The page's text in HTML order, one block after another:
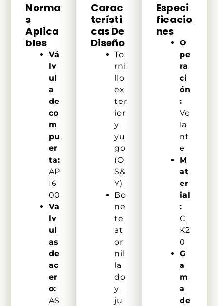
Norma
S
Aplica
Bles
Vá
lv
ul
a
de
co
m
pu
er
ta:
AP
I6
00
Vá
lv
ul
as
de
ac
er
o:
AS
Carac
Terísti
Cas De
Diseño
To
rni
llo
ex
ter
ior
y
yu
go
(O
S&
Y)
Bo
ne
te
at
or
nil
la
do
y
ju
Especi
Ficacio
Nes
O
pe
ra
ci
ón
:
Vo
la
nt
e
M
at
er
ial
:
C
K2
0
G
a
m
a
de